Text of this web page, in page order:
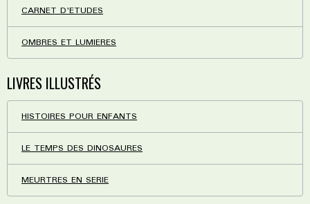
CARNET D'ETUDES
OMBRES ET LUMIERES
LIVRES ILLUSTRÉS
HISTOIRES POUR ENFANTS
LE TEMPS DES DINOSAURES
MEURTRES EN SERIE